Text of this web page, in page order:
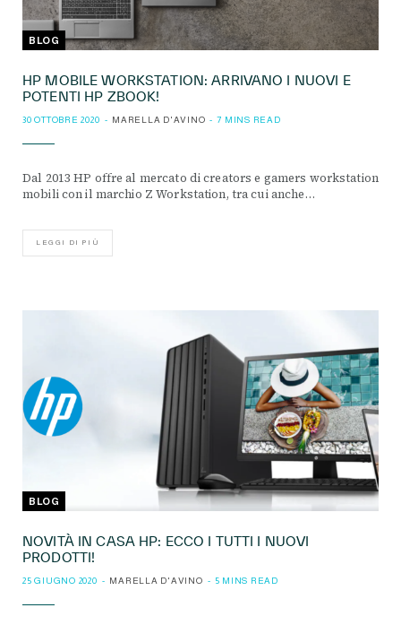
BLOG
HP MOBILE WORKSTATION: ARRIVANO I NUOVI E
POTENTI HP ZBOOK!
30 OTTOBRE 2020 MARELLA D'AVINO 7 MINS READ
Dal 2013 HP offre al mercato di creators e gamers workstation
mobili con il marchio Z Workstation, tra cui anche…
LEGGI DI PIÙ
BLOG
NOVITÀ IN CASA HP: ECCO I TUTTI I NUOVI
PRODOTTI!
25 GIUGNO 2020 MARELLA D'AVINO 5 MINS READ